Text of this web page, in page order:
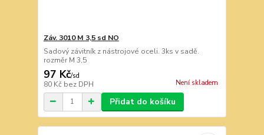
Záv. 3010 M 3,5 sd NO
Sadový závitník z nástrojové oceli. 3ks v sadě.
rozměr M 3,5
97 Kč/sd
80 Kč bez DPH Není skladem
Přidat do košíku